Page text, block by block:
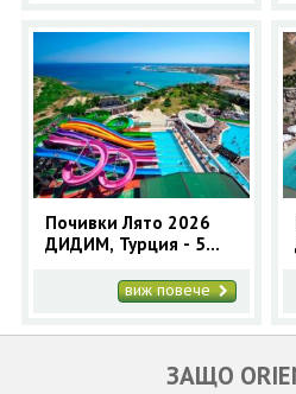
Почивки Лято 2026
ДИДИМ, Турция - 5
програмавиж повече
ЗАЩО